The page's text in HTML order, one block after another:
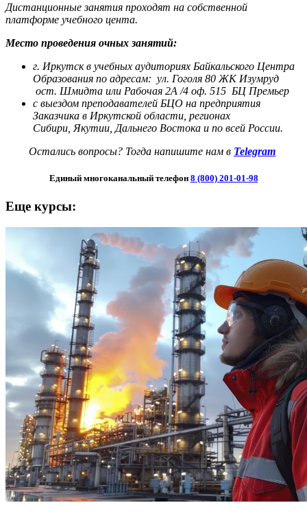
Дистанционные занятия проходят на собственной
платформе учебного цента.
Место проведения очных занятий:
г. Иркутск в учебных аудиториях Байкальского Центра
Образования по адресам: ул. Гоголя 80 ЖК Изумруд
ост. Шмидта или Рабочая 2А /4 оф. 515 БЦ Премьер
с выездом преподавателей БЦО на предприятия
Заказчика в Иркутской области, регионах
Сибири, Якутии, Дальнего Востока и по всей России.
Остались вопросы? Тогда напишите нам в Telegram
Единый многоканальный телефон 8 (800) 201-01-98
Еще курсы: